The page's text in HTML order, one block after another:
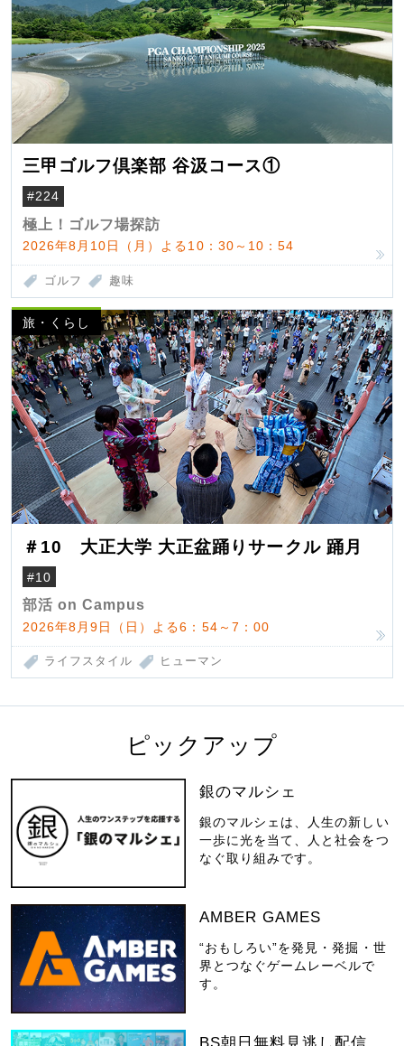
三甲ゴルフ倶楽部 谷汲コース①
#224
極上！ゴルフ場探訪
2026年8月10日（月）よる10：30～10：54
ゴルフ 趣味
旅・くらし
＃10 大正大学 大正盆踊りサークル 踊月
#10
部活 on Campus
2026年8月9日（日）よる6：54～7：00
ライフスタイル ヒューマン
ピックアップ
銀のマルシェ
銀のマルシェは、人生の新しい
一歩に光を当て、人と社会をつ
なぐ取り組みです。
AMBER GAMES
“おもしろい”を発見・発掘・世
界とつなぐゲームレーベルで
す。